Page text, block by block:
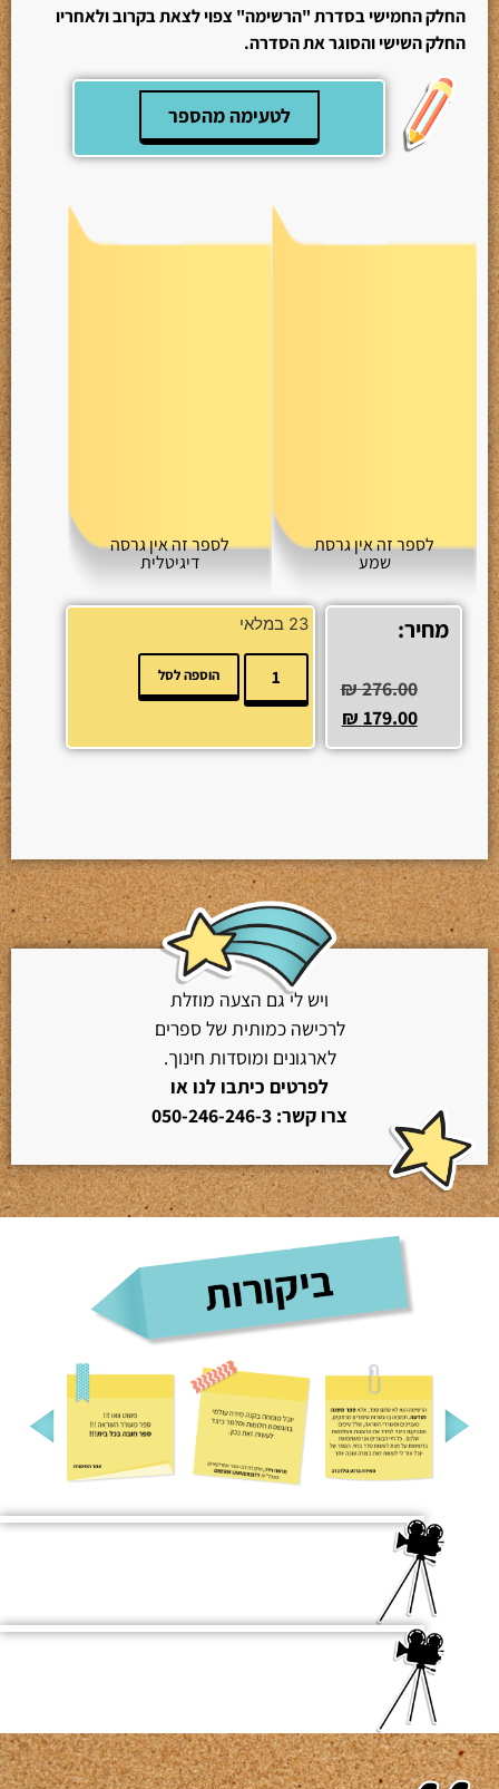
החלק החמישי בסדרת "הרשימה" צפוי לצאת בקרוב ולאחריו
החלק השישי והסוגר את הסדרה.
לטעימה מהספר
לספר זה אין גרסת
שמע
לספר זה אין גרסה
דיגיטלית
מחיר:
276.00
₪
179.00
₪
23 במלאי
הוספה לסל
ויש לי גם הצעה מוזלת
לרכישה כמותית של ספרים
לארגונים ומוסדות חינוך.
לפרטים כיתבו לנו או
צרו קשר: 050-246-246-3